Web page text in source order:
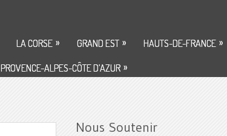
LA CORSE » GRAND EST » HAUTS-DE-FRANCE »
PROVENCE-ALPES-CÔTE D’AZUR »
Nous Soutenir